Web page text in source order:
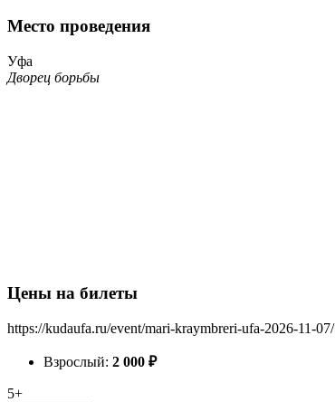
Место проведения
Уфа
Дворец борьбы
Цены на билеты
https://kudaufa.ru/event/mari-kraymbreri-ufa-2026-11-07/
Взрослый: 2 000 ₽
5+